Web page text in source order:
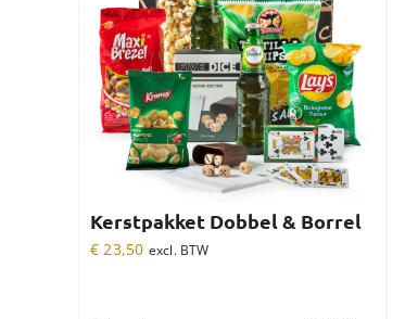
Kerstpakket Dobbel & Borrel
€ 23,50 excl. BTW